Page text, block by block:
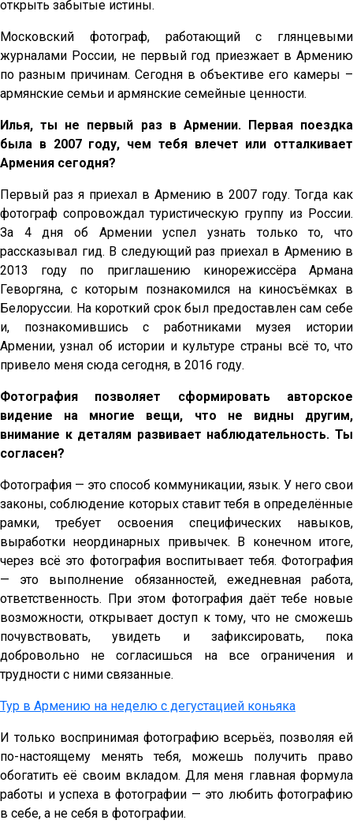
открыть забытые истины.
Московский фотограф, работающий с глянцевыми
журналами России, не первый год приезжает в Армению
по разным причинам. Сегодня в объективе его камеры –
армянские семьи и армянские семейные ценности.
Илья, ты не первый раз в Армении. Первая поездка
была в 2007 году, чем тебя влечет или отталкивает
Армения сегодня?
Первый раз я приехал в Армению в 2007 году. Тогда как
фотограф сопровождал туристическую группу из России.
За 4 дня об Армении успел узнать только то, что
рассказывал гид. В следующий раз приехал в Армению в
2013 году по приглашению кинорежиссёра Армана
Геворгяна, с которым познакомился на киносъёмках в
Белоруссии. На короткий срок был предоставлен сам себе
и, познакомившись с работниками музея истории
Армении, узнал об истории и культуре страны всё то, что
привело меня сюда сегодня, в 2016 году.
Фотография позволяет сформировать авторское
видение на многие вещи, что не видны другим,
внимание к деталям развивает наблюдательность. Ты
согласен?
Фотография — это способ коммуникации, язык. У него свои
законы, соблюдение которых ставит тебя в определённые
рамки, требует освоения специфических навыков,
выработки неординарных привычек. В конечном итоге,
через всё это фотография воспитывает тебя. Фотография
— это выполнение обязанностей, ежедневная работа,
ответственность. При этом фотография даёт тебе новые
возможности, открывает доступ к тому, что не сможешь
почувствовать, увидеть и зафиксировать, пока
добровольно не согласишься на все ограничения и
трудности с ними связанные.
Тур в Армению на неделю с дегустацией коньяка
И только воспринимая фотографию всерьёз, позволяя ей
по-настоящему менять тебя, можешь получить право
обогатить её своим вкладом. Для меня главная формула
работы и успеха в фотографии — это любить фотографию
в себе, а не себя в фотографии.